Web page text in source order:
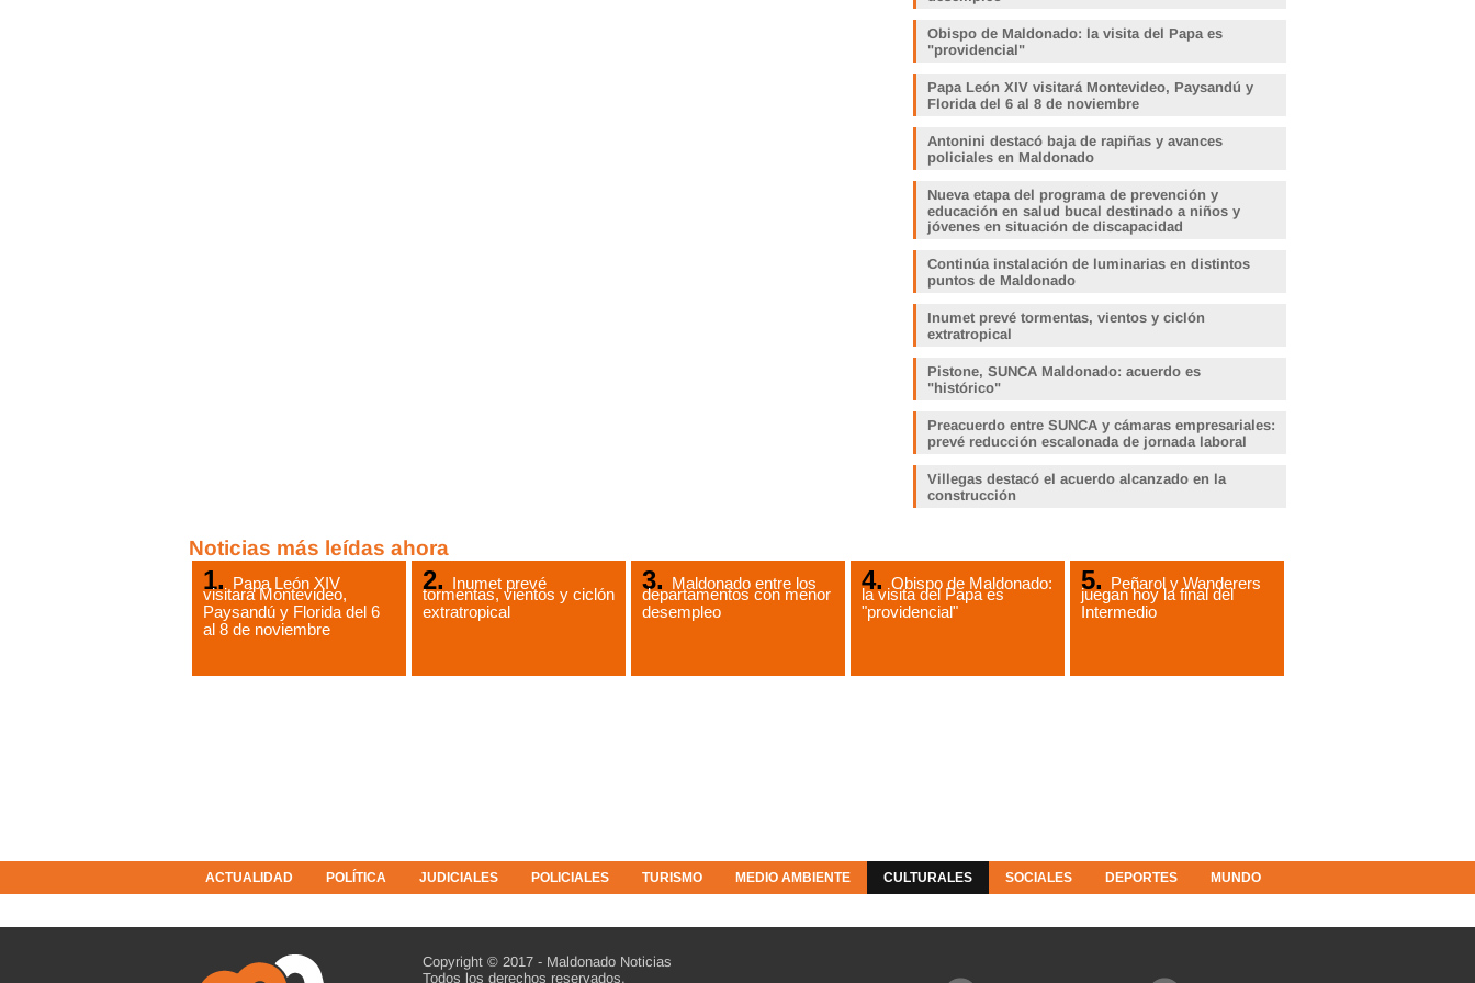
Obispo de Maldonado: la visita del Papa es
"providencial"
Papa León XIV visitará Montevideo, Paysandú y
Florida del 6 al 8 de noviembre
Antonini destacó baja de rapiñas y avances
policiales en Maldonado
Nueva etapa del programa de prevención y
educación en salud bucal destinado a niños y
jóvenes en situación de discapacidad
Continúa instalación de luminarias en distintos
puntos de Maldonado
Inumet prevé tormentas, vientos y ciclón
extratropical
Pistone, SUNCA Maldonado: acuerdo es
"histórico"
Preacuerdo entre SUNCA y cámaras empresariales:
prevé reducción escalonada de jornada laboral
Villegas destacó el acuerdo alcanzado en la
construcción
Noticias más leídas ahora
Papa León XIV
visitará Montevideo,
Paysandú y Florida del 6
al 8 de noviembre
Inumet prevé
tormentas, vientos y ciclón
extratropical
Maldonado entre los
departamentos con menor
desempleo
Obispo de Maldonado:
la visita del Papa es
"providencial"
Peñarol y Wanderers
juegan hoy la final del
Intermedio
ACTUALIDAD POLÍTICA JUDICIALES POLICIALES TURISMO MEDIO AMBIENTE CULTURALES SOCIALES DEPORTES MUNDO
Copyright © 2017 - Maldonado Noticias
Todos los derechos reservados.